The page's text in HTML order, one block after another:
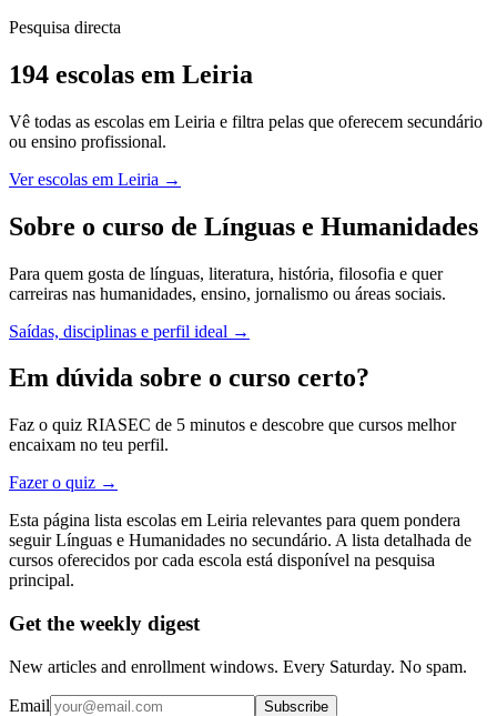
Pesquisa directa
194 escolas em Leiria
Vê todas as escolas em Leiria e filtra pelas que oferecem secundário
ou ensino profissional.
Ver escolas em Leiria →
Sobre o curso de Línguas e Humanidades
Para quem gosta de línguas, literatura, história, filosofia e quer
carreiras nas humanidades, ensino, jornalismo ou áreas sociais.
Saídas, disciplinas e perfil ideal →
Em dúvida sobre o curso certo?
Faz o quiz RIASEC de 5 minutos e descobre que cursos melhor
encaixam no teu perfil.
Fazer o quiz →
Esta página lista escolas em Leiria relevantes para quem pondera
seguir Línguas e Humanidades no secundário. A lista detalhada de
cursos oferecidos por cada escola está disponível na pesquisa
principal.
Get the weekly digest
New articles and enrollment windows. Every Saturday. No spam.
Email Subscribe